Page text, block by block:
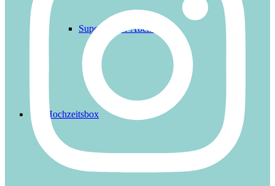
Superhelden-Abenteuer
Hochzeitsbox